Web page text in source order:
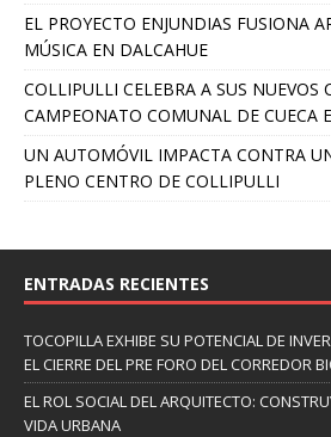
EL PROYECTO ENJUNDIAS FUSIONA
MÚSICA EN DALCAHUE
COLLIPULLI CELEBRA A SUS NUEVOS
CAMPEONATO COMUNAL DE CUECA
UN AUTOMÓVIL IMPACTA CONTRA
PLENO CENTRO DE COLLIPULLI
ENTRADAS RECIENTES
TOCOPILLA EXHIBE SU POTENCIAL DE
EL CIERRE DEL PRE FORO DEL CORREDOR
EL ROL SOCIAL DEL ARQUITECTO:
VIDA URBANA